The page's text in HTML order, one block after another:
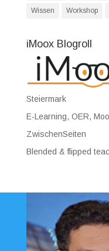
Wissen Workshop
iMoox Blogroll
Steiermark
E-Learning, OER,
ZwischenSeiten
Blended & flipped